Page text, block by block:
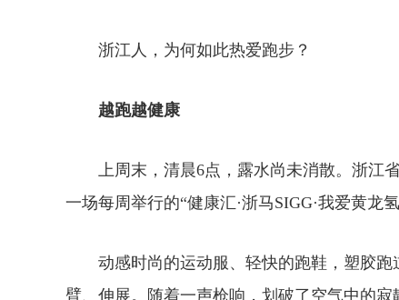
浙江人，为何如此热爱跑步？
越跑越健康
上周末，清晨6点，露水尚未消散。浙江省
一场每周举行的“健康汇·浙马SIGG·我爱黄龙
动感时尚的运动服、轻快的跑鞋，塑胶跑
臂、伸展。随着一声枪响，划破了空气中的寂